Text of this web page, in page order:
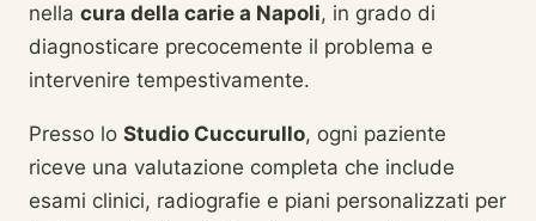
nella cura della carie a Napoli, in grado di
diagnosticare precocemente il problema e
intervenire tempestivamente.
Presso lo Studio Cuccurullo, ogni paziente
riceve una valutazione completa che include
esami clinici, radiografie e piani personalizzati per